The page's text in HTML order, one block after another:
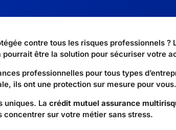
contre tous les risques professionnels ?
être la solution pour sécuriser votre
professionnelles pour tous types
ils ont une protection sur mesure pour vous.
uniques. La crédit mutuel assurance
concentrer sur votre métier sans stress.